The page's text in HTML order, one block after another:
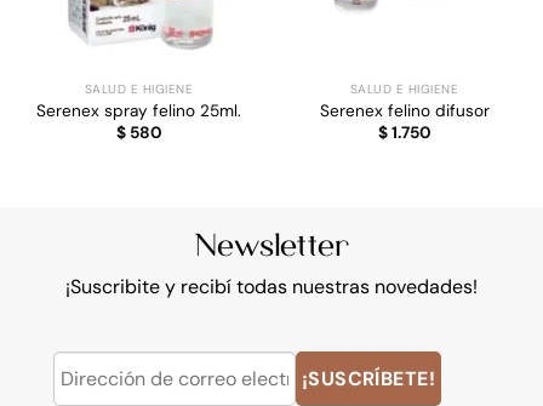
SALUD E HIGIENE
Serenex spray felino 25ml.
$580
SALUD E HIGIENE
Serenex felino difusor
$1.750
Newsletter
¡Suscribite y recibí todas nuestras novedades!